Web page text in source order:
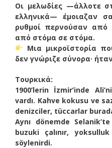
Οι μελωδίες —άλλοτε
ελληνικά— έμοιαζαν
ρυθμοί περνούσαν από
από στόμα σε στόμα.
Μια μικροϊστορία
δεν γνώριζε σύνορα·
Τουρκικά:
1900’lerin İzmir’inde
vardı. Kahve kokusu ve
denizciler, tüccarlar
Aynı dönemde
buzuki çalınır,
söylenirdi.